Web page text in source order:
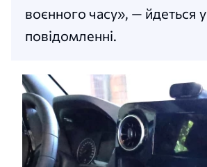
воєнного часу», — йдеться у
повідомленні.